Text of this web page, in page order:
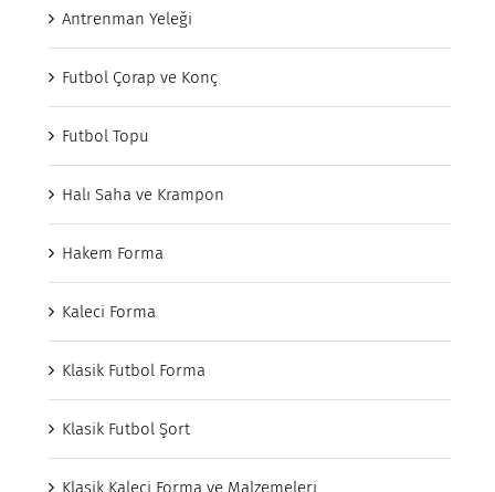
Antrenman Yeleği
Futbol Çorap ve Konç
Futbol Topu
Halı Saha ve Krampon
Hakem Forma
Kaleci Forma
Klasik Futbol Forma
Klasik Futbol Şort